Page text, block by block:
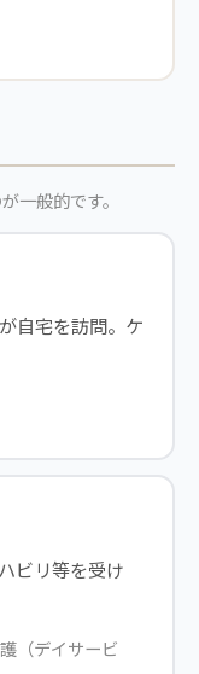
一般的です。
自宅を訪問。ケ
ビリ等を受け
（デイサービ